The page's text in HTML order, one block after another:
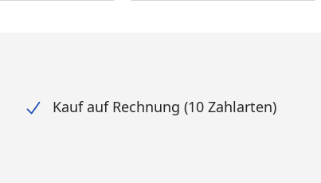
Kauf auf Rechnung (10 Zahlarten)